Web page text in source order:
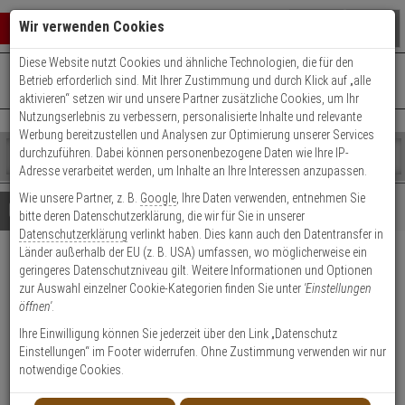
Warenkorb schließen
0 ARTIKEL IM WARENKORB
Ihr Warenkorb ist momentan leer.
Ergebnisse ()
Fertig
Shop
durchsuchen
Bitte
geben
Sie
mindestens
Zeichen
ein,
um
Suche
Es
wurde
noch
Kategorien
Suche
gestartet
+49 (0)821 899 493-0Mo. - Do.: 8:00 - 16:30 | Fr.: 8:00 - 14:00 Uhr
Kontaktservice nutzen
Details Beratung
HIKVision DS-2CD2043G2-
IU(2.8mm)(Black) IP-Kamera
Produktmerkmale
Wir verwenden Cookies
Diese Website nutzt Cookies und ähnliche Technologien, die für den
Betrieb erforderlich sind. Mit Ihrer Zustimmung und durch Klick auf „alle
aktivieren“ setzen wir und unsere Partner zusätzliche Cookies, um Ihr
Nutzungserlebnis zu verbessern, personalisierte Inhalte und relevante
Werbung bereitzustellen und Analysen zur Optimierung unserer Services
durchzuführen. Dabei können personenbezogene Daten wie Ihre IP-
Adresse verarbeitet werden, um Inhalte an Ihre Interessen anzupassen.
Wie unsere Partner, z. B. Google , Ihre Daten verwenden, entnehmen Sie
bitte deren Datenschutzerklärung, die wir für Sie in unserer
Datenschutzerklärung verlinkt haben. Dies kann auch den Datentransfer in
Länder außerhalb der EU (z. B. USA) umfassen, wo möglicherweise ein
geringeres Datenschutzniveau gilt. Weitere Informationen und Optionen
zur Auswahl einzelner Cookie-Kategorien finden Sie unter 'Einstellungen
öffnen'.
Ihre Einwilligung können Sie jederzeit über den Link „Datenschutz
Einstellungen“ im Footer widerrufen. Ohne Zustimmung verwenden wir nur
notwendige Cookies.